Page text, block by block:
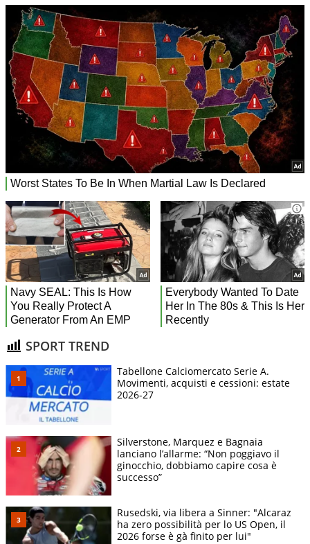
SPORT TREND
Tabellone Calciomercato Serie A.
Movimenti, acquisti e cessioni: estate
2026-27
Silverstone, Marquez e Bagnaia
lanciano l’allarme: “Non poggiavo il
ginocchio, dobbiamo capire cosa è
successo”
Rusedski, via libera a Sinner: "Alcaraz
ha zero possibilità per lo US Open, il
2026 forse è gà finito per lui"